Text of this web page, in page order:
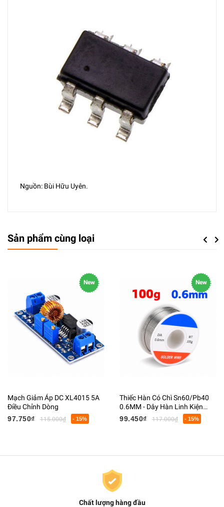
Nguồn: Bùi Hữu Uyên.
Sản phẩm cùng loại Previous
New
Mạch Giảm Áp DC XL4015 5A
Điều Chỉnh Dòng
97.750₫
115.000₫ - 15%
New
Thiếc Hàn Có Chì Sn60/Pb40
0.6MM - Dây Hàn Linh Kiện
Điện Tử Có Lõi Flux
99.450₫ 117.000₫ - 15%
Next
Chất lượng hàng đầu